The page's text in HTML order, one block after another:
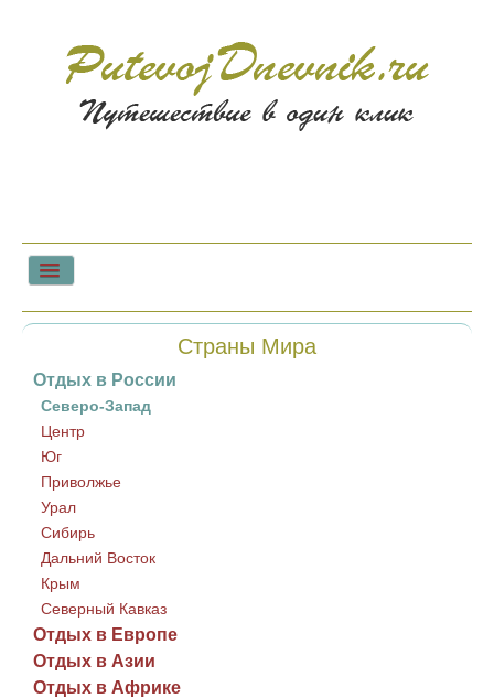
Главная
Страны Мира
Отдых в России
Северо-Запад
Центр
Юг
Приволжье
Урал
Сибирь
Дальний Восток
Крым
Северный Кавказ
Отдых в Европе
Отдых в Азии
Отдых в Африке